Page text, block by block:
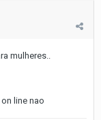
mulheres..
line nao